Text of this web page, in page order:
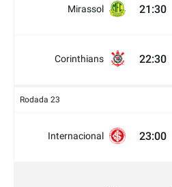
Mirassol 21:30
Corinthians 22:30
Rodada 23
Internacional 23:00